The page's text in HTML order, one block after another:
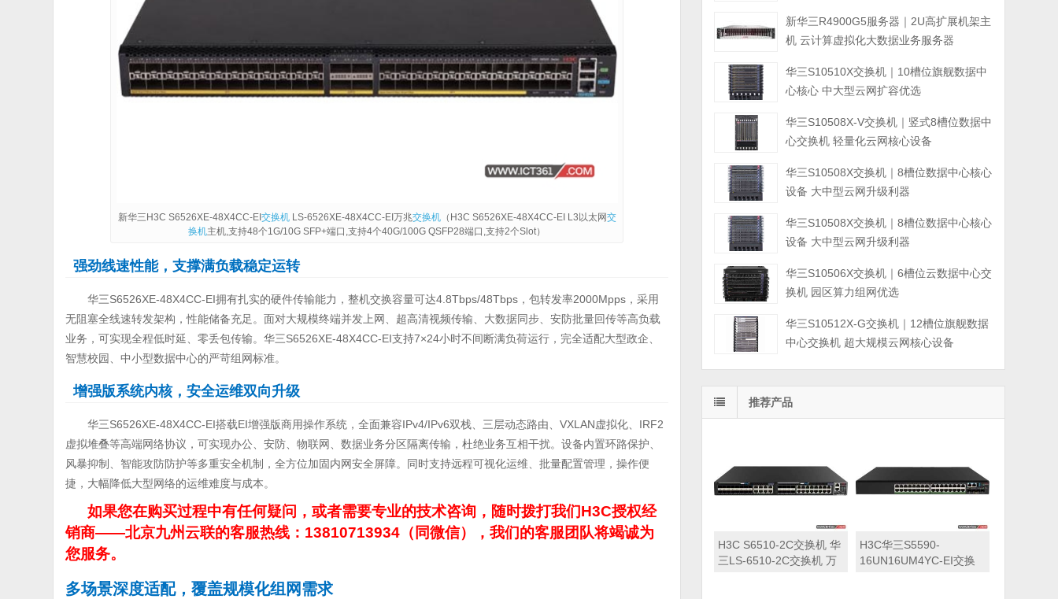
新华三H3C S6526XE-48X4CC-EI 交换机LS-6526XE-48X4CC-EI万兆交换机（H3C S6526XE-48X4CC-EI L3以太网交
换机主机,支持48个1G/10G SFP+端口,支持4个40G/100G QSFP28端口,支持2个Slot）
强劲线速性能，支撑满负载稳定运转
华三S6526XE-48X4CC-EI拥有扎实的硬件传输能力，整机交换容量可达4.8Tbps/48Tbps，包转发率2000Mpps，采用
无阻塞全线速转发架构，性能储备充足。面对大规模终端并发上网、超高清视频传输、大数据同步、安防批量回传等高负载
业务，可实现全程低时延、零丢包传输。华三S6526XE-48X4CC-EI支持7×24小时不间断满负荷运行，完全适配大型政企、
智慧校园、中小型数据中心的严苛组网标准。
增强版系统内核，安全运维双向升级
华三S6526XE-48X4CC-EI搭载EI增强版商用操作系统，全面兼容IPv4/IPv6双栈、三层动态路由、VXLAN虚拟化、IRF2
虚拟堆叠等高端网络协议，可实现办公、安防、物联网、数据业务分区隔离传输，杜绝业务互相干扰。设备内置环路保护、
风暴抑制、智能攻防防护等多重安全机制，全方位加固内网安全屏障。同时支持远程可视化运维、批量配置管理，操作便
捷，大幅降低大型网络的运维难度与成本。
如果您在购买过程中有任何疑问，或者需要专业的技术咨询，随时拨打我们H3C授权经
销商——北京九州云联的客服热线：13810713934（同微信），我们的客服团队将竭诚为
您服务。
多场景深度适配，覆盖规模化组网需求
新华三R4900G5服务器｜2U高扩展机架主
机 云计算虚拟化大数据业务服务器
华三S10510X交换机｜10槽位旗舰数据中
心核心 中大型云网扩容优选
华三S10508X-V交换机｜竖式8槽位数据中
心交换机 轻量化云网核心设备
华三S10508X交换机｜8槽位数据中心核心
设备 大中型云网升级利器
华三S10508X交换机｜8槽位数据中心核心
设备 大中型云网升级利器
华三S10506X交换机｜6槽位云数据中心交
换机 园区算力组网优选
华三S10512X-G交换机｜12槽位旗舰数据
中心交换机 超大规模云网核心设备
推荐产品
H3C S6510-2C交换机 华
三LS-6510-2C交换机 万
H3C华三S5590-
16UN16UM4YC-EI交换